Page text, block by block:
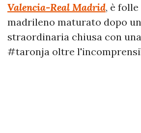
Valencia-Real Madrid, è
madrileno maturato dopo
straordinaria chiusa con
#taronja oltre